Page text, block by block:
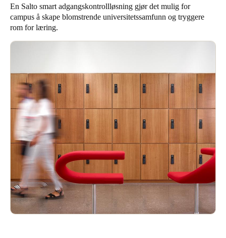
En Salto smart adgangskontrollløsning gjør det mulig for
campus å skape blomstrende universitetssamfunn og tryggere
rom for læring.